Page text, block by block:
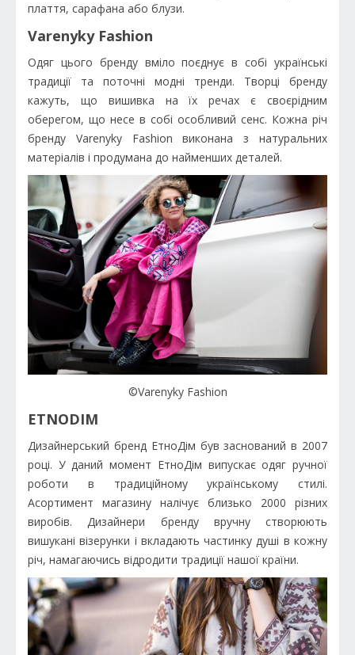
плаття, сарафана або блузи.
Varenyky Fashion
Одяг цього бренду вміло поєднує в собі українські
традиції та поточні модні тренди. Творці бренду
кажуть, що вишивка на їх речах є своєрідним
оберегом, що несе в собі особливий сенс. Кожна річ
бренду Varenyky Fashion виконана з натуральних
матеріалів і продумана до найменших деталей.
©Varenyky Fashion
ETNODIM
Дизайнерський бренд ЕтноДім був заснований в 2007
році. У даний момент ЕтноДім випускає одяг ручної
роботи в традиційному українському стилі.
Асортимент магазину налічує близько 2000 різних
виробів. Дизайнери бренду вручну створюють
вишукані візерунки і вкладають частинку душі в кожну
річ, намагаючись відродити традиції нашої країни.